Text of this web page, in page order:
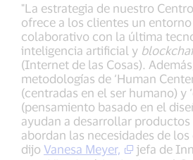
"La estrategia de nuestro
ofrece a los clientes un
colaborativo con la última
inteligencia artificial y
(Internet de las Cosas).
metodologías de ‘Human
(centradas en el ser humano) y
(pensamiento basado en el
ayudan a desarrollar
abordan las necesidades de
dijo Vanesa Meyer,
jefa de